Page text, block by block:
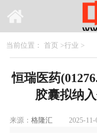
当前位置： 首页 >行业 >
恒瑞医药
胶囊拟纳
来源： 格隆汇 2025-